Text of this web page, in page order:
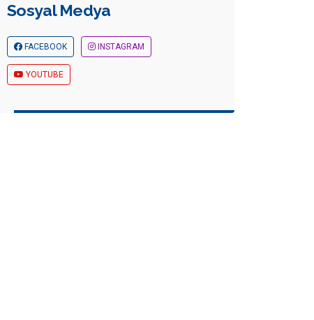
Diyabet Bölümü
Check-Up
Sosyal Medya
FACEBOOK INSTAGRAM
YOUTUBE